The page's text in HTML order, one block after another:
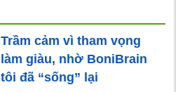
Trầm cảm vì tham vọng
làm giàu, nhờ BoniBrain
tôi đã “sống” lại